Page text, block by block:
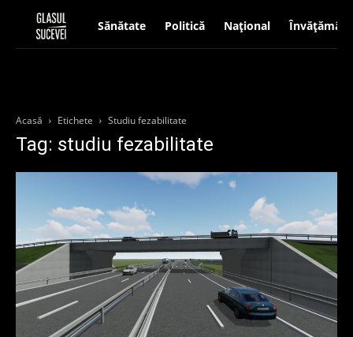
Sănătate Politică Național Învățământ
Acasă Etichete Studiu fezabilitate
Tag: studiu fezabilitate